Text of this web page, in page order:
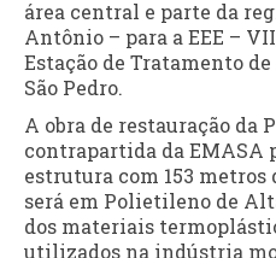
área central e parte da
Antônio – para a EEE –
Estação de Tratamento
São Pedro.
A obra de restauração da
contrapartida da EMASA
estrutura com 153 metros
será em Polietileno de
dos materiais
utilizados na indústria